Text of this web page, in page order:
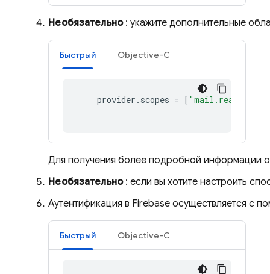
Необязательно: укажите дополнительные
Быстрый Objective-C
provider . scopes = [ "mail.read"
Для получения более подробной информации
Необязательно: если вы хотите настроить
Аутентификация в Firebase осуществляется с
Быстрый Objective-C